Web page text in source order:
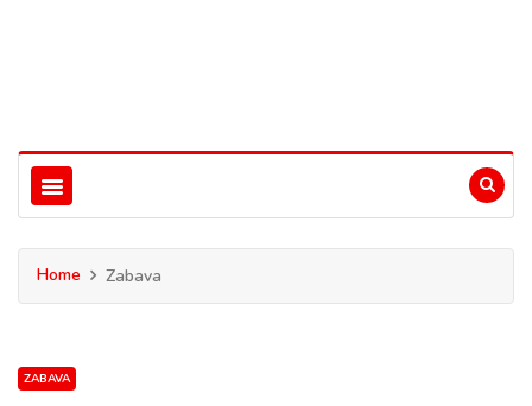
Home Zabava
ZABAVA